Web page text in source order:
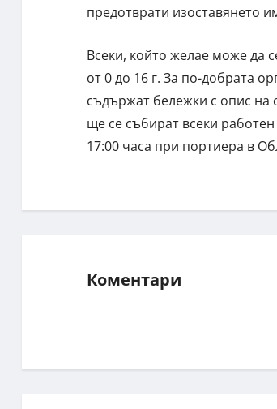
предотврати изоставянето
Всеки, който желае може да
от 0 до 16 г. За по-добрата
съдържат бележки с опис на
ще се събират всеки
17:00 часа при портиера в
Коментари